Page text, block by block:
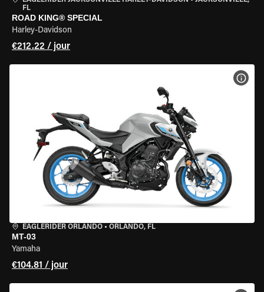
FL
ROAD KING® SPECIAL
Harley-Davidson
€212.22 / jour
EAGLERIDER ORLANDO • ORLANDO, FL
MT-03
Yamaha
€104.81 / jour